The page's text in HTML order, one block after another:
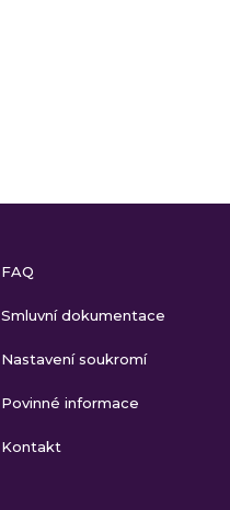
FAQ
Smluvní dokumentace
Nastavení soukromí
Povinné informace
Kontakt